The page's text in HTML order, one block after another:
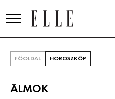
FŐOLDAL HOROSZKÓP
ÁLMOK